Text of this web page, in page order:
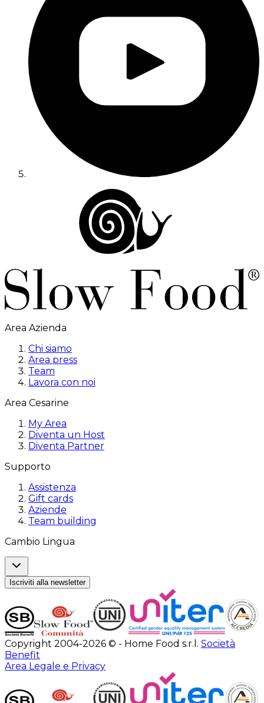
Area Azienda
Chi siamo
Area press
Team
Lavora con noi
Area Cesarine
My Area
Diventa un Host
Diventa Partner
Supporto
Assistenza
Gift cards
Aziende
Team building
Cambio Lingua
Iscriviti alla newsletter
Copyright 2004-2026 © - Home Food s.r.l. Società
Benefit
Area Legale e Privacy